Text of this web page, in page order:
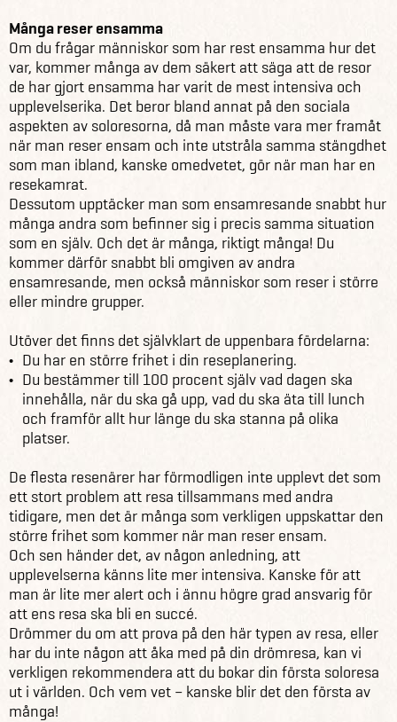
Många reser ensamma
Om du frågar människor som har rest ensamma hur det
var, kommer många av dem säkert att säga att de resor
de har gjort ensamma har varit de mest intensiva och
upplevelserika. Det beror bland annat på den sociala
aspekten av soloresorna, då man måste vara mer framåt
när man reser ensam och inte utstråla samma stängdhet
som man ibland, kanske omedvetet, gör när man har en
resekamrat.
Dessutom upptäcker man som ensamresande snabbt hur
många andra som befinner sig i precis samma situation
som en själv. Och det är många, riktigt många! Du
kommer därför snabbt bli omgiven av andra
ensamresande, men också människor som reser i större
eller mindre grupper.
Utöver det finns det självklart de uppenbara fördelarna:
Du har en större frihet i din reseplanering.
Du bestämmer till 100 procent själv vad dagen ska
innehålla, när du ska gå upp, vad du ska äta till lunch
och framför allt hur länge du ska stanna på olika
platser.
De flesta resenärer har förmodligen inte upplevt det som
ett stort problem att resa tillsammans med andra
tidigare, men det är många som verkligen uppskattar den
större frihet som kommer när man reser ensam.
Och sen händer det, av någon anledning, att
upplevelserna känns lite mer intensiva. Kanske för att
man är lite mer alert och i ännu högre grad ansvarig för
att ens resa ska bli en succé.
Drömmer du om att prova på den här typen av resa, eller
har du inte någon att åka med på din drömresa, kan vi
verkligen rekommendera att du bokar din första soloresa
ut i världen. Och vem vet – kanske blir det den första av
många!